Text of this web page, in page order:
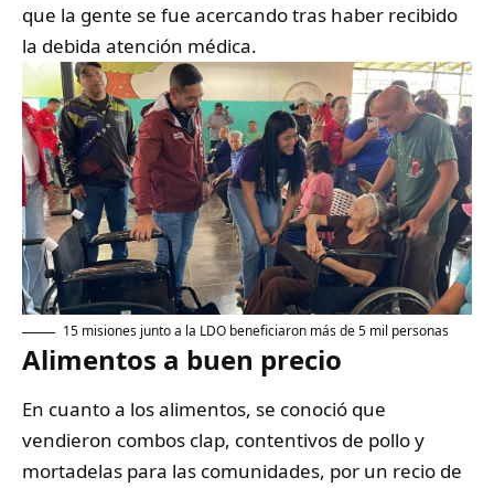
que la gente se fue acercando tras haber recibido
la debida atención médica.
15 misiones junto a la LDO beneficiaron más de 5 mil personas
Alimentos a buen precio
En cuanto a los alimentos, se conoció que
vendieron combos clap, contentivos de pollo y
mortadelas para las comunidades, por un recio de